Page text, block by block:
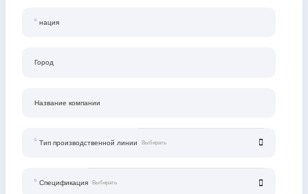
нация
Город
Название компании
Тип производственной линии
Спецификация